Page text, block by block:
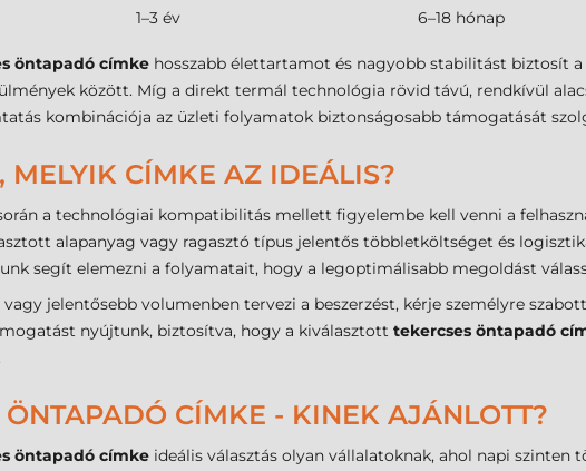
1–3 év 6–18 hónap
öntapadó címke hosszabb élettartamot és nagyobb stabilitást biztosít
között. Míg a direkt termál technológia rövid távú, rendkívül
kombinációja az üzleti folyamatok biztonságosabb támogatását
MELYIK CÍMKE AZ IDEÁLIS?
a technológiai kompatibilitás mellett figyelembe kell venni a
alapanyag vagy ragasztó típus jelentős többletköltséget és
segít elemezni a folyamatait, hogy a legoptimálisabb megoldást
jelentősebb volumenben tervezi a beszerzést, kérje személyre
nyújtunk, biztosítva, hogy a kiválasztott tekercses öntapadó
ÖNTAPADÓ CÍMKE - KINEK AJÁNLOTT?
öntapadó címke ideális választás olyan vállalatoknak, ahol napi szinten